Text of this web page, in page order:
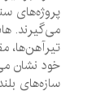
پروژه‌های سنگین
می‌گیرند.
تیرآهن‌ها،
خود نشان
سازه‌های